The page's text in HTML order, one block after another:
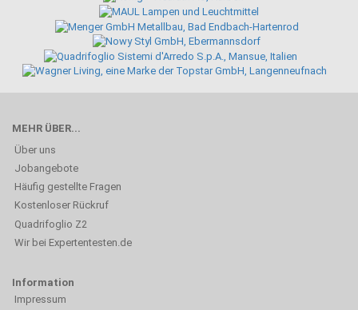
MEHR ÜBER...
Über uns
Jobangebote
Häufig gestellte Fragen
Kostenloser Rückruf
Quadrifoglio Z2
Wir bei Expertentesten.de
Information
Impressum